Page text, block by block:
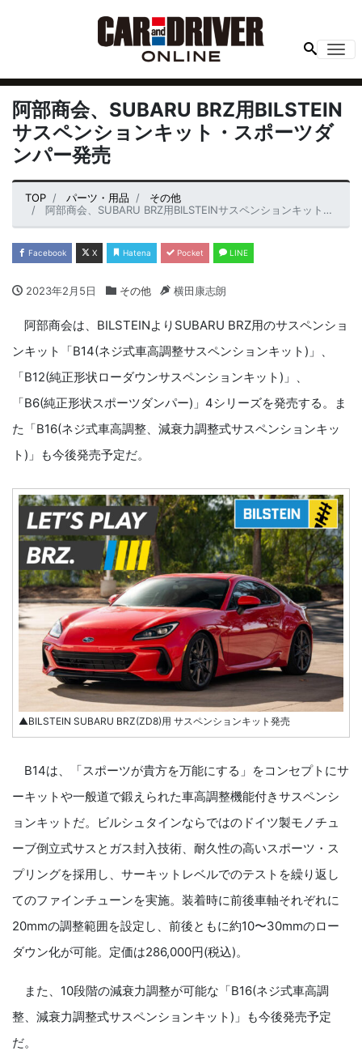
阿部商会、SUBARU BRZ用BILSTEIN
サスペンションキット・スポーツダ
ンパー発売
TOP パーツ・用品
その他
阿部商会、SUBARU BRZ用BILSTEINサスペンションキット・スポーツダンパー発売
Facebook X Hatena Pocket LINE
2023年2月5日 その他 横田康志朗
阿部商会は、BILSTEINよりSUBARU BRZ用のサスペンショ
ンキット「B14(ネジ式車高調整サスペンションキット)」、
「B12(純正形状ローダウンサスペンションキット)」、
「B6(純正形状スポーツダンパー)」4シリーズを発売する。ま
た「B16(ネジ式車高調整、減衰力調整式サスペンションキッ
ト)」も今後発売予定だ。
▲BILSTEIN SUBARU BRZ(ZD8)用 サスペンションキット発売
B14は、「スポーツが貴方を万能にする」をコンセプトにサ
ーキットや一般道で鍛えられた車高調整機能付きサスペンシ
ョンキットだ。ビルシュタインならではのドイツ製モノチュ
ーブ倒立式サスとガス封入技術、耐久性の高いスポーツ・ス
プリングを採用し、サーキットレベルでのテストを繰り返し
てのファインチューンを実施。装着時に前後車軸それぞれに
20mmの調整範囲を設定し、前後ともに約10〜30mmのロー
ダウン化が可能。定価は286,000円(税込)。
また、10段階の減衰力調整が可能な「B16(ネジ式車高調
整、減衰力調整式サスペンションキット)」も今後発売予定
だ。